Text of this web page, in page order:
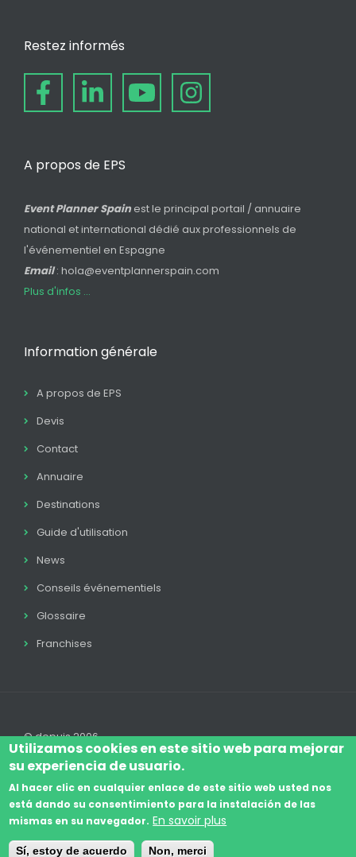
Restez informés
A propos de EPS
Event Planner Spain est le principal portail / annuaire
national et international dédié aux professionnels de
l'événementiel en Espagne
Email: hola@eventplannerspain.com
Plus d'infos ...
Information générale
A propos de EPS
Devis
Contact
Annuaire
Destinations
Guide d'utilisation
News
Conseils événementiels
Glossaire
Franchises
© depuis 2006
Avis Juridique Légal
Utilizamos cookies en este sitio web para mejorar
su experiencia de usuario.
Al hacer clic en cualquier enlace de este sitio web usted nos
está dando su consentimiento para la instalación de las
mismas en su navegador. En savoir plus
Sí, estoy de acuerdo Non, merci